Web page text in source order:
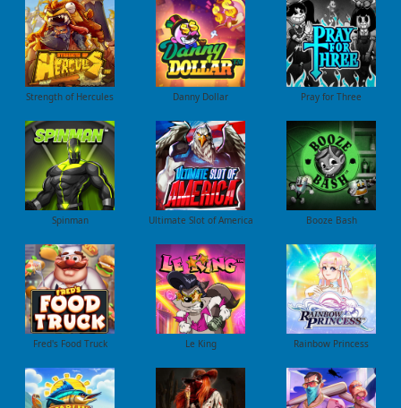
Strength of Hercules Danny Dollar Pray for Three
Spinman Ultimate Slot of America Booze Bash
Fred's Food Truck Le King Rainbow Princess